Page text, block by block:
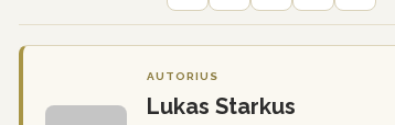
AUTORIUS
Lukas Starkus